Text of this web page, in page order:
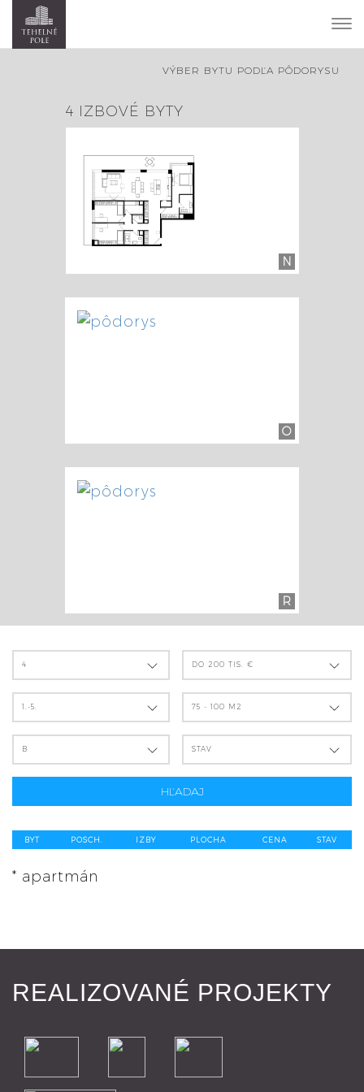
VÝBER BYTU PODĽA PÔDORYSU
4 IZBOVÉ BYTY
N
O
R
4 DO 200 TIS. €
1.-5. 75 - 100 M2
B STAV
HĽADAJ
BYT POSCH. IZBY PLOCHA CENA STAV
* apartmán
REALIZOVANÉ PROJEKTY